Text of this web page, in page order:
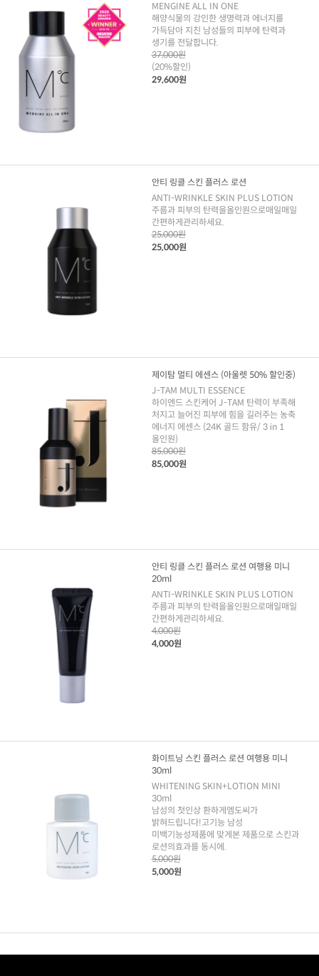
MENGINE ALL IN ONE
해양식물의 강인한 생명력과 에너지를
가득담아 지친 남성들의 피부에 탄력과
생기를 전달합니다.
37,000원
(20%할인)
29,600원
안티 링클 스킨 플러스 로션
ANTI-WRINKLE SKIN PLUS LOTION
주름과 피부의 탄력을올인원으로매일매일
간편하게관리하세요.
25,000원
25,000원
제이탐 멀티 에센스 (아울렛 50% 할인중)
J-TAM MULTI ESSENCE
하이엔드 스킨케어 J-TAM 탄력이 부족해
처지고 늘어진 피부에 힘을 길러주는 농축
에너지 에센스 (24K 골드 함유/ 3 in 1
올인원)
85,000원
85,000원
안티 링클 스킨 플러스 로션 여행용 미니
20ml
ANTI-WRINKLE SKIN PLUS LOTION
주름과 피부의 탄력을올인원으로매일매일
간편하게관리하세요.
4,000원
4,000원
화이트닝 스킨 플러스 로션 여행용 미니
30ml
WHITENING SKIN+LOTION MINI
30ml
남성의 첫인상 환하게엠도씨가
밝혀드립니다!고기능 남성
미백기능성제품에 맞게본 제품으로 스킨과
로션의효과를 동시에.
5,000원
5,000원